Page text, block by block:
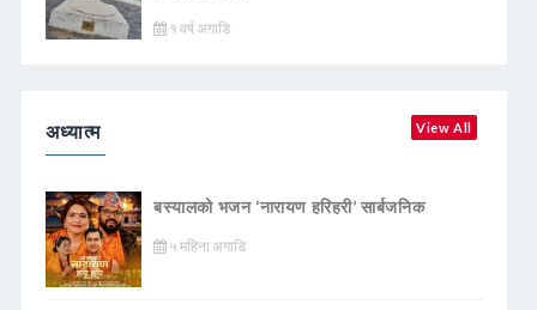
१ वर्ष अगाडि
अध्यात्म View All
बस्यालको भजन ‘नारायण हरिहरी’ सार्बजनिक
५ महिना अगाडि